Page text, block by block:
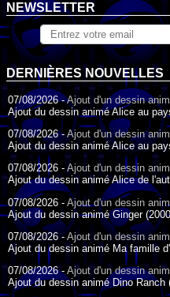
NEWSLETTER
DERNIÈRES NOUVELLES
07/08/2026 -Ajout d'un dessin
Ajout du dessin animé Alice au
07/08/2026 -Ajout d'un dessin
Ajout du dessin animé Alice au
07/08/2026 - Ajout d'un dessin
Ajout du dessin animé Alice de
07/08/2026 - Ajout d'un dessin
Ajout du dessin animé Ginger
07/08/2026 -Ajout d'un dessin
Ajout du dessin animé Ma famille
07/08/2026 - Ajout d'un dessin
Ajout du dessin animé Dino Ranch